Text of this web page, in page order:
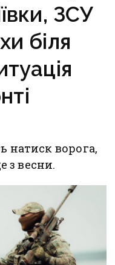
ЗСУ
біля
натиск ворога,
з весни.